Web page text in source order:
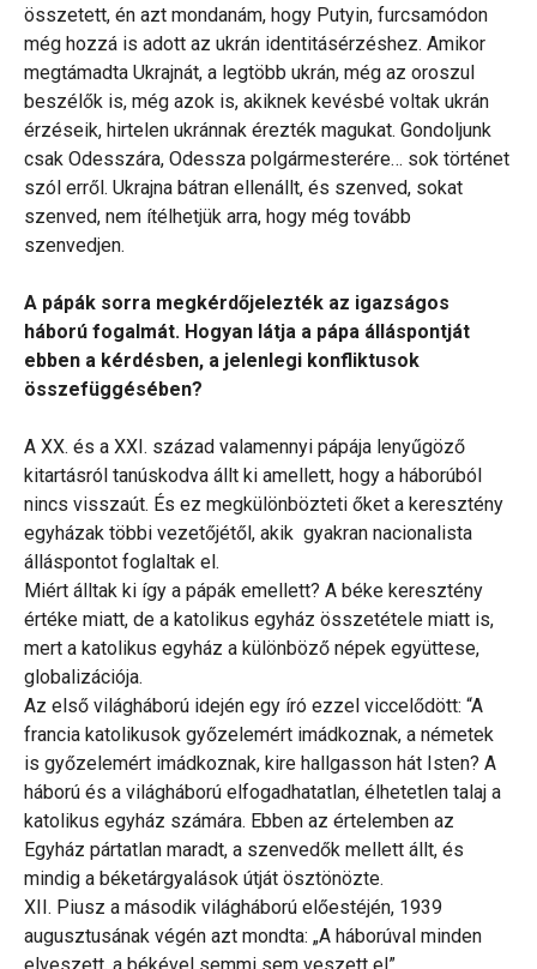
összetett, én azt mondanám, hogy Putyin, furcsamódon
még hozzá is adott az ukrán identitásérzéshez. Amikor
megtámadta Ukrajnát, a legtöbb ukrán, még az oroszul
beszélők is, még azok is, akiknek kevésbé voltak ukrán
érzéseik, hirtelen ukránnak érezték magukat. Gondoljunk
csak Odesszára, Odessza polgármesterére… sok történet
szól erről. Ukrajna bátran ellenállt, és szenved, sokat
szenved, nem ítélhetjük arra, hogy még tovább
szenvedjen.
A pápák sorra megkérdőjelezték az igazságos
háború fogalmát. Hogyan látja a pápa álláspontját
ebben a kérdésben, a jelenlegi konfliktusok
összefüggésében?
A XX. és a XXI. század valamennyi pápája lenyűgöző
kitartásról tanúskodva állt ki amellett, hogy a háborúból
nincs visszaút. És ez megkülönbözteti őket a keresztény
egyházak többi vezetőjétől, akik gyakran nacionalista
álláspontot foglaltak el.
Miért álltak ki így a pápák emellett? A béke keresztény
értéke miatt, de a katolikus egyház összetétele miatt is,
mert a katolikus egyház a különböző népek együttese,
globalizációja.
Az első világháború idején egy író ezzel viccelődött: “A
francia katolikusok győzelemért imádkoznak, a németek
is győzelemért imádkoznak, kire hallgasson hát Isten? A
háború és a világháború elfogadhatatlan, élhetetlen talaj a
katolikus egyház számára. Ebben az értelemben az
Egyház pártatlan maradt, a szenvedők mellett állt, és
mindig a béketárgyalások útját ösztönözte.
XII. Piusz a második világháború előestéjén, 1939
augusztusának végén azt mondta: „A háborúval minden